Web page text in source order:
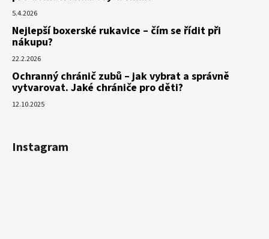
5.4.2026
Nejlepší boxerské rukavice – čím se řídit při
nákupu?
22.2.2026
Ochranný chránič zubů – jak vybrat a správně
vytvarovat. Jaké chrániče pro děti?
12.10.2025
Instagram